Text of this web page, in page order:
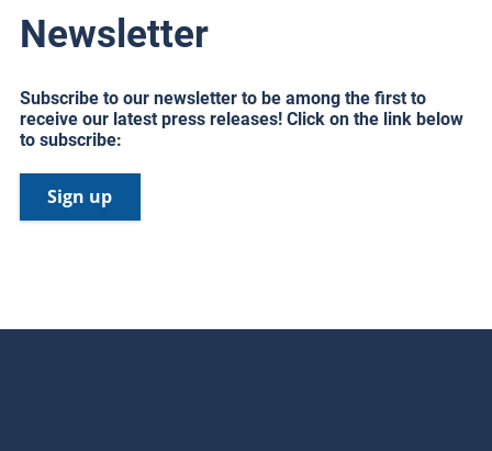
Newsletter
Subscribe to our newsletter to be among the first to
receive our latest press releases! Click on the link below
to subscribe:
Sign up